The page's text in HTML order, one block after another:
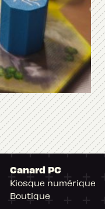
Canard PC
Kiosque numérique
Boutique